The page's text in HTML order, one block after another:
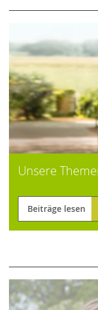
Unsere
Beiträge lesen